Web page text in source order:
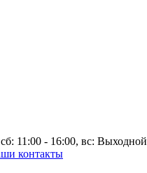
11:00 - 16:00, вс: Выходной
контакты